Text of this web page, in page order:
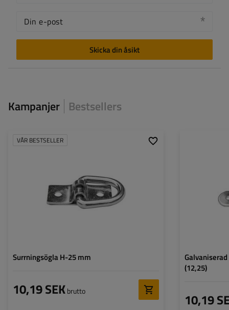
Din e-post
Skicka din åsikt
Kampanjer Bestsellers
VÅR BESTSELLER
Surrningsögla H-25 mm
10,19 SEKbrutto
(12,25)
10,19